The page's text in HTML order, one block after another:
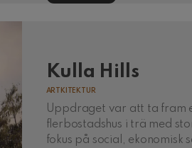
Kulla Hills
ARTKITEKTUR
Uppdraget var att ta fram
flerbostadshus i trä med
fokus på social, ekonomisk